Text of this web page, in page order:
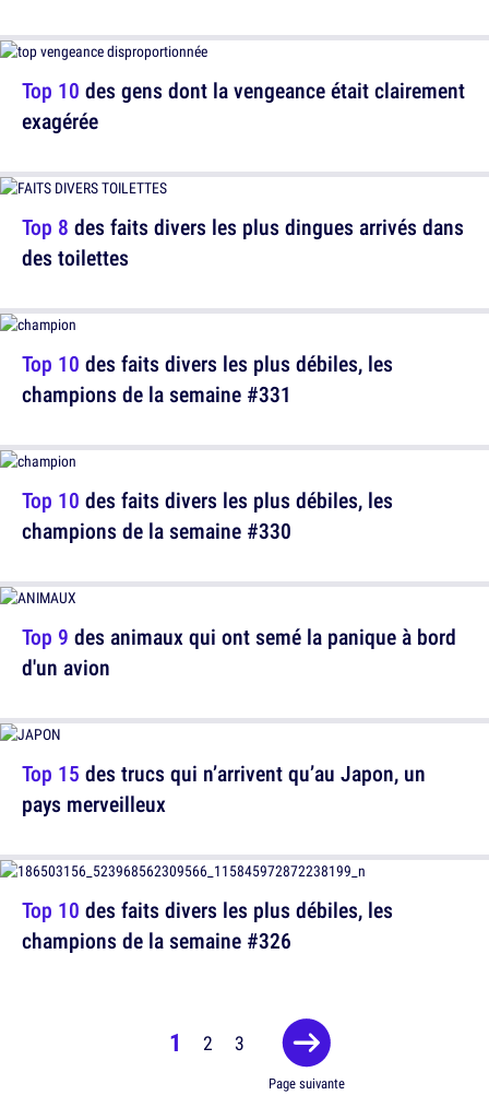
Top 10 des gens dont la vengeance était clairement
exagérée
Top 10 des faits divers les plus débiles, les
champions de la semaine #331
Top 9 des animaux qui ont semé la panique à bord
d'un avion
Top 10 des faits divers les plus débiles, les
champions de la semaine #326
Top 8 des faits divers les plus dingues arrivés dans
des toilettes
Top 10 des faits divers les plus débiles, les
champions de la semaine #330
Top 15 des trucs qui n’arrivent qu’au Japon, un
pays merveilleux
1 2 3
Page suivante